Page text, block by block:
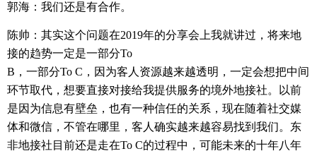
郭海：我们还是有合作。
陈帅：其实这个问题在2019年的分享会上我就讲过，将来地
接的趋势一定是一部分To
B ，一部分To C ，因为客人资源越来越透明，一定会想把中间
环节取代，想要直接对接给我提供服务的境外地接社。以前
是因为信息有壁垒，也有一种信任的关系，现在随着社交媒
体和微信，不管在哪里，客人确实越来越容易找到我们。东
非地接社目前还是走在To C的过程中，可能未来的十年八年